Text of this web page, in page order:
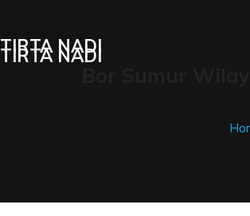
TIRTA NADI
TIRTA NADI